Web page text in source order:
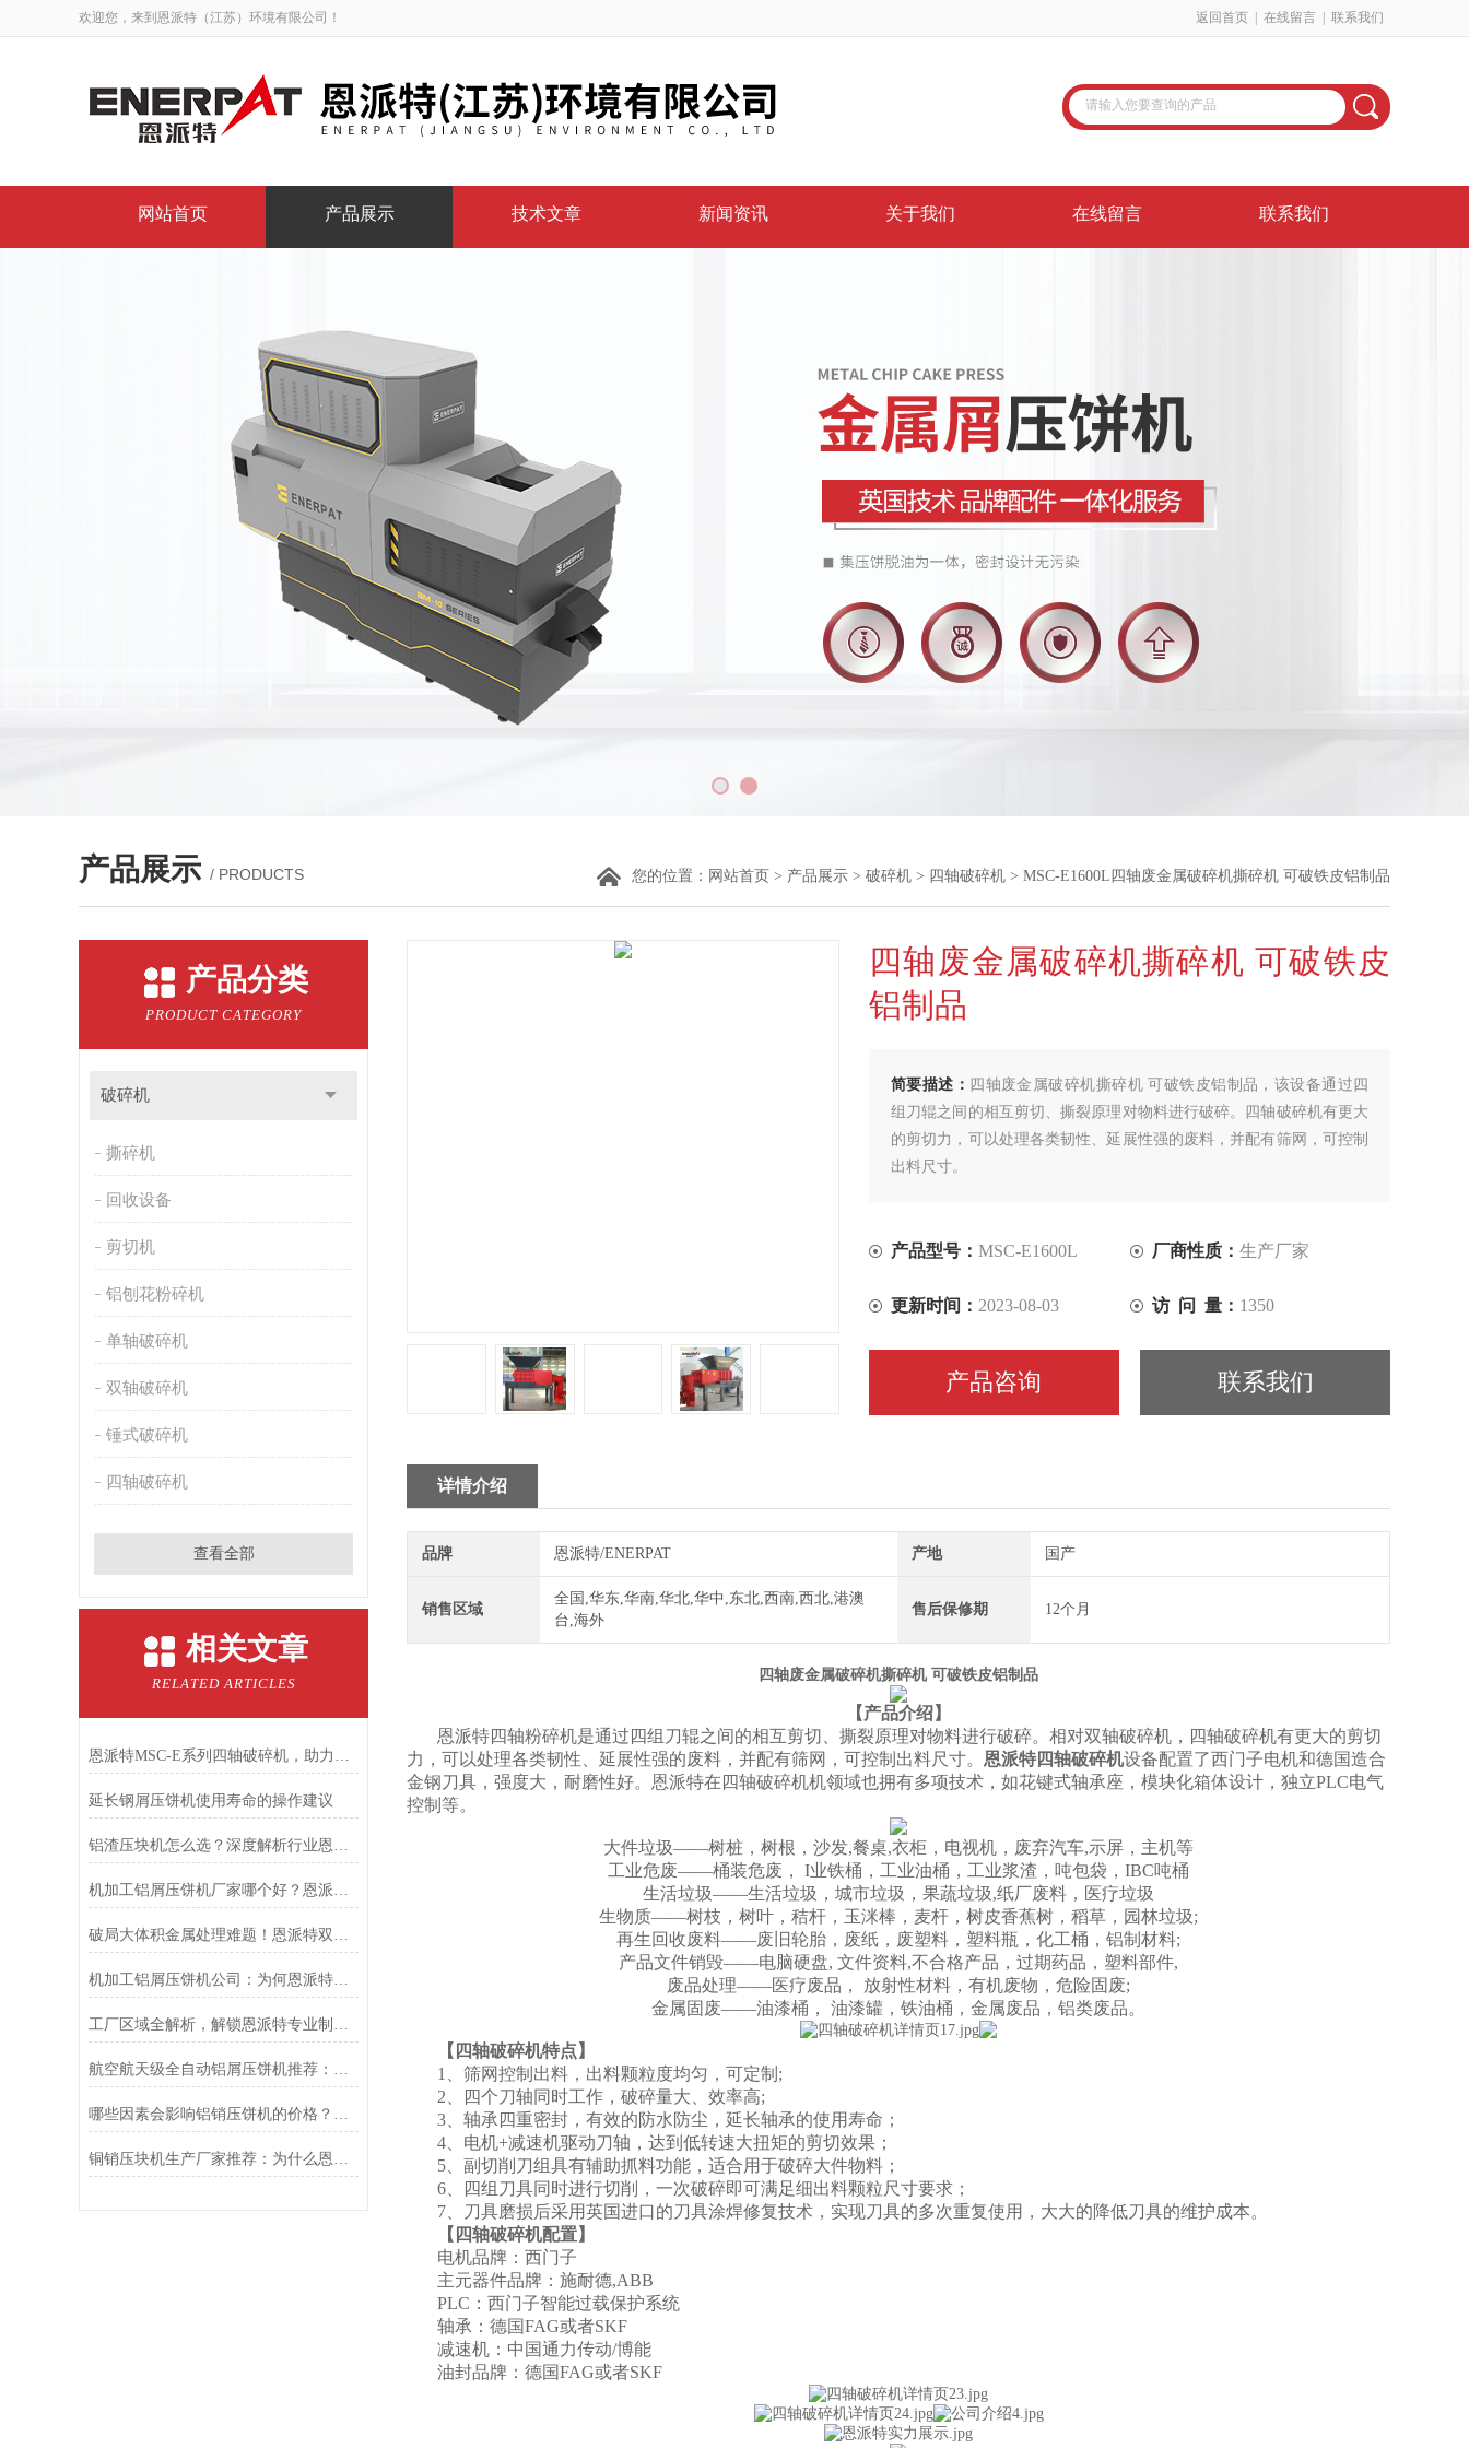
欢迎您，来到恩派特（江苏）环境有限公司！ 返回首页 在线留言 联系我们
网站首页 产品展示 技术文章 新闻资讯 关于我们 在线留言 联系我们
产品展示 / PRODUCTS 您的位置： 网站首页 > 产品展示 > 破碎机 > 四轴破碎机 > MSC-E1600L四轴废金属破碎机撕碎机 可破铁皮铝制品
产品分类
PRODUCT CATEGORY
破碎机
撕碎机
回收设备
剪切机
铝刨花粉碎机
单轴破碎机
双轴破碎机
锤式破碎机
四轴破碎机
查看全部
相关文章
RELATED ARTICLES
恩派特MSC-E系列四轴破碎机，助力固废回收从高难度走向高效率！
延长钢屑压饼机使用寿命的操作建议
铝渣压块机怎么选？深度解析行业恩派特（ENERPAT）的硬核实力
机加工铝屑压饼机厂家哪个好？恩派特品牌行业
破局大体积金属处理难题！恩派特双轴液压破碎机重磅上线，大扭矩+高产能!
机加工铝屑压饼机公司：为何恩派特是您铝屑处理的选择？
工厂区域全解析，解锁恩派特专业制造的深度密码
航空航天级全自动铝屑压饼机推荐：为什么恩派特是您的理想选择？
哪些因素会影响铝销压饼机的价格？推荐恩派特品牌
铜销压块机生产厂家推荐：为什么恩派特是您的理想之选？
四轴废金属破碎机撕碎机 可破铁皮
铝制品
简要描述： 四轴废金属破碎机撕碎机 可破铁皮铝制品，该设备通过四
组刀辊之间的相互剪切、撕裂原理对物料进行破碎。四轴破碎机有更大
的剪切力，可以处理各类韧性、延展性强的废料，并配有筛网，可控制
出料尺寸。
产品型号： MSC-E1600L 厂商性质： 生产厂家
更新时间： 2023-08-03 访 问 量： 1350
产品咨询 联系我们
详情介绍
品牌 恩派特/ENERPAT 产地 国产
销售区域
全国,华东,华南,华北,华中,东北,西南,西北,港澳
台,海外
售后保修期 12个月
四轴废金属破碎机撕碎机 可破铁皮铝制品
【产品介绍】
恩派特四轴粉碎机是通过四组刀辊之间的相互剪切、撕裂原理对物料进行破碎。相对双轴破碎机，四轴破碎机有更大的剪切
力，可以处理各类韧性、延展性强的废料，并配有筛网，可控制出料尺寸。 恩派特四轴破碎机设备配置了西门子电机和德国造合
金钢刀具，强度大，耐磨性好。恩派特在四轴破碎机机领域也拥有多项技术，如花键式轴承座，模块化箱体设计，独立PLC电气
控制等。
大件垃圾——树桩，树根，沙发,餐桌,衣柜，电视机，废弃汽车,示屏，主机等
工业危废——桶装危废， I业铁桶，工业油桶，工业浆渣，吨包袋，IBC吨桶
生活垃圾——生活垃圾，城市垃圾，果蔬垃圾,纸厂废料，医疗垃圾
生物质——树枝，树叶，秸杆，玉洣棒，麦杆，树皮香蕉树，稻草，园林垃圾;
再生回收废料——废旧轮胎，废纸，废塑料，塑料瓶，化工桶，铝制材料;
产品文件销毁——电脑硬盘, 文件资料,不合格产品，过期药品，塑料部件,
废品处理——医疗废品， 放射性材料，有机废物，危险固废;
金属固废——油漆桶， 油漆罐，铁油桶，金属废品，铝类废品。
【四轴破碎机特点】
1、筛网控制出料，出料颗粒度均匀，可定制;
2、四个刀轴同时工作，破碎量大、效率高;
3、轴承四重密封，有效的防水防尘，延长轴承的使用寿命；
4、电机+减速机驱动刀轴，达到低转速大扭矩的剪切效果；
5、副切削刀组具有辅助抓料功能，适合用于破碎大件物料；
6、四组刀具同时进行切削，一次破碎即可满足细出料颗粒尺寸要求；
7、刀具磨损后采用英国进口的刀具涂焊修复技术，实现刀具的多次重复使用，大大的降低刀具的维护成本。
【四轴破碎机配置】
电机品牌：西门子
主元器件品牌：施耐德,ABB
PLC：西门子智能过载保护系统
轴承：德国FAG或者SKF
减速机：中国通力传动/博能
油封品牌：德国FAG或者SKF